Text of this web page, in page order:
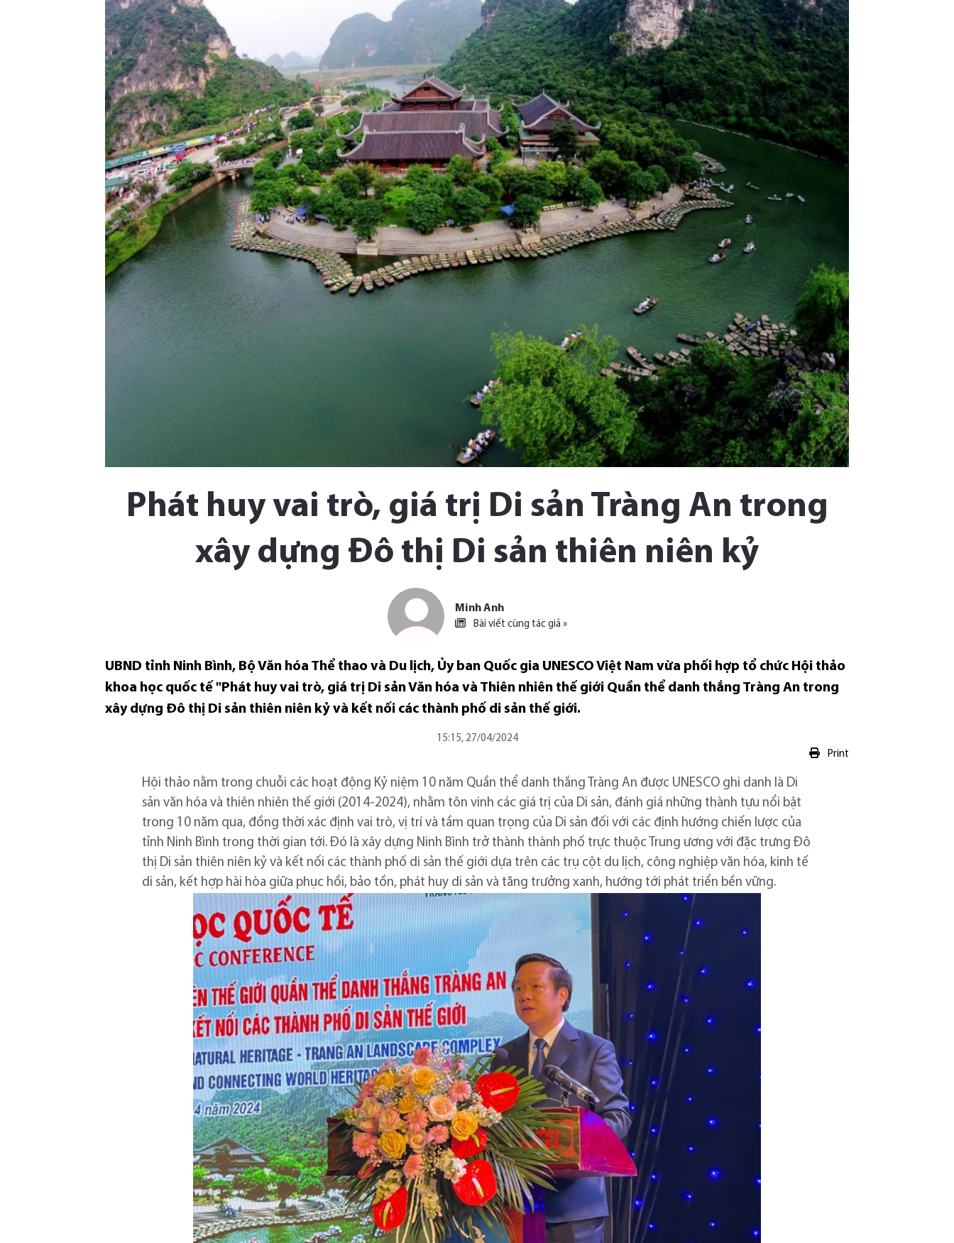
Phát huy vai trò, giá trị Di sản Tràng An trong
xây dựng Đô thị Di sản thiên niên kỷ
Minh Anh
Bài viết cùng tác giả »
UBND tỉnh Ninh Bình, Bộ Văn hóa Thể thao và Du lịch, Ủy ban Quốc gia UNESCO Việt Nam vừa phối hợp tổ chức Hội thảo
khoa học quốc tế "Phát huy vai trò, giá trị Di sản Văn hóa và Thiên nhiên thế giới Quần thể danh thắng Tràng An trong
xây dựng Đô thị Di sản thiên niên kỷ và kết nối các thành phố di sản thế giới.
15:15, 27/04/2024
Print
Hội thảo nằm trong chuỗi các hoạt động Kỷ niệm 10 năm Quần thể danh thắng Tràng An được UNESCO ghi danh là Di
sản văn hóa và thiên nhiên thế giới (2014-2024), nhằm tôn vinh các giá trị của Di sản, đánh giá những thành tựu nổi bật
trong 10 năm qua, đồng thời xác định vai trò, vị trí và tầm quan trọng của Di sản đối với các định hướng chiến lược của
tỉnh Ninh Bình trong thời gian tới. Đó là xây dựng Ninh Bình trở thành thành phố trực thuộc Trung ương với đặc trưng Đô
thị Di sản thiên niên kỷ và kết nối các thành phố di sản thế giới dựa trên các trụ cột du lịch, công nghiệp văn hóa, kinh tế
di sản, kết hợp hài hòa giữa phục hồi, bảo tồn, phát huy di sản và tăng trưởng xanh, hướng tới phát triển bền vững.